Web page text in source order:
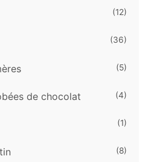
(12)
(36)
(5)
de chocolat (4)
(1)
(8)